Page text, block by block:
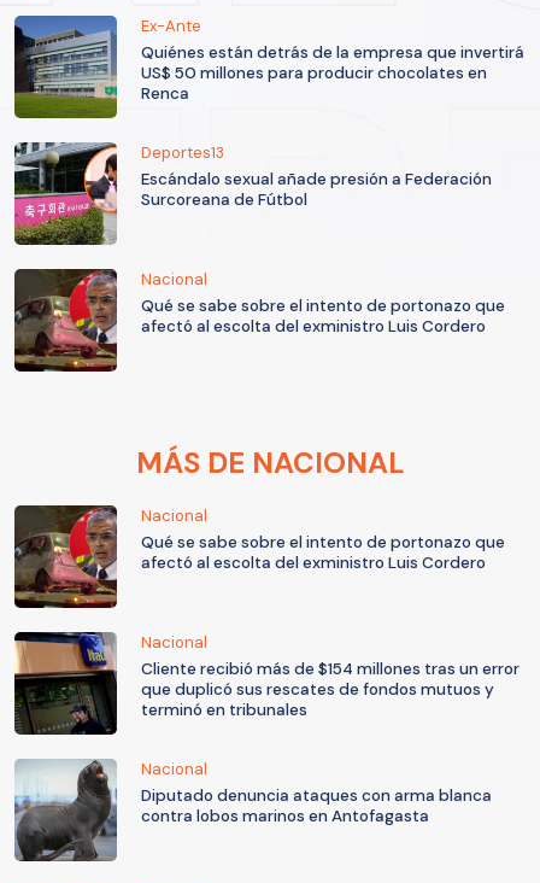
Ex-Ante
Quiénes están detrás de la empresa que invertirá
US$ 50 millones para producir chocolates en
Renca
Deportes13
Escándalo sexual añade presión a Federación
Surcoreana de Fútbol
Nacional
Qué se sabe sobre el intento de portonazo que
afectó al escolta del exministro Luis Cordero
MÁS DE NACIONAL
Nacional
Qué se sabe sobre el intento de portonazo que
afectó al escolta del exministro Luis Cordero
Nacional
Cliente recibió más de $154 millones tras un error
que duplicó sus rescates de fondos mutuos y
terminó en tribunales
Nacional
Diputado denuncia ataques con arma blanca
contra lobos marinos en Antofagasta